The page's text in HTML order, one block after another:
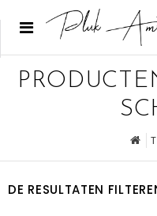
DE RESULTATEN